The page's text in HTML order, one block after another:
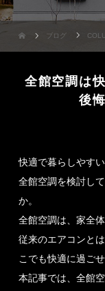
ブログ
全館空調は
後
快適で暮らしやす
全館空調を検討し
か。
全館空調は、家全
従来のエアコンと
こでも快適に過ご
本記事では、全館